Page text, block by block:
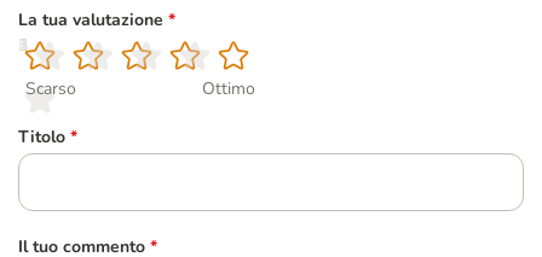
La tua valutazione *
1
Scarso
2
3
4
5
Ottimo
Titolo *
Il tuo commento *